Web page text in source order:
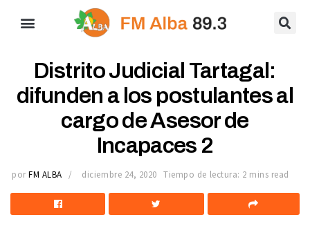
Distrito Judicial Tartagal:
difunden a los postulantes al
cargo de Asesor de
Incapaces 2
por FM ALBA diciembre 24, 2020 Tiempo de lectura: 2 mins read